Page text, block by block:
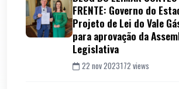
FRENTE: Governo do
Projeto de Lei do Vale
para aprovação da
Legislativa
22 nov 2023172 views